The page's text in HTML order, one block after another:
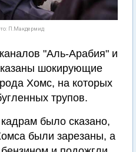
П.Макдермид
"Аль-Арабия" и
шокирующие
Хомс, на которых
трупов.
было сказано,
были зарезаны, а